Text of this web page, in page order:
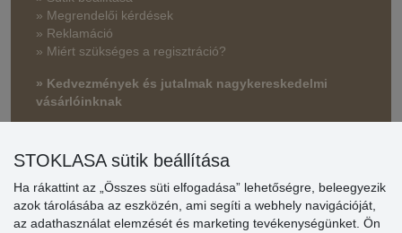
» Megrendelői kérdések
» Reklamáció
» Miért szükséges a regisztráció?
» Kedvezmények és jutalmak nagykereskedelmi
vásárlóinknak
Vásárlók
értékelése
STOKLASA sütik beállítása
Ha rákattint az „Összes süti elfogadása” lehetőségre, beleegyezik
azok tárolásába az eszközén, ami segíti a webhely navigációját,
az adathasználat elemzését és marketing tevékenységünket. Ön